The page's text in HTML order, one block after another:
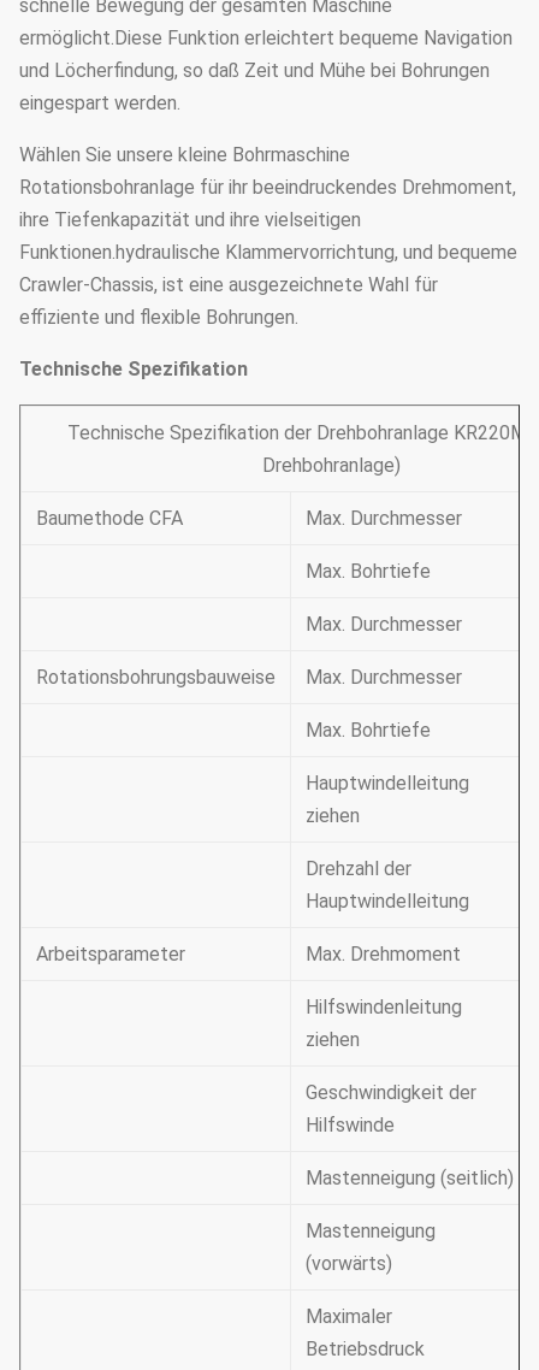
schnelle Bewegung der gesamten Maschine
ermöglicht.Diese Funktion erleichtert bequeme Navigation
und Löcherfindung, so daß Zeit und Mühe bei Bohrungen
eingespart werden.
Wählen Sie unsere kleine Bohrmaschine
Rotationsbohranlage für ihr beeindruckendes Drehmoment,
ihre Tiefenkapazität und ihre vielseitigen
Funktionen.hydraulische Klammervorrichtung, und bequeme
Crawler-Chassis, ist eine ausgezeichnete Wahl für
effiziente und flexible Bohrungen.
Technische Spezifikation
Technische Spezifikation der Drehbohranlage KR220M
Drehbohranlage)
Baumethode CFA Max. Durchmesser
Max. Bohrtiefe
Max. Durchmesser
Rotationsbohrungsbauweise Max. Durchmesser
Max. Bohrtiefe
Hauptwindelleitung
ziehen
Drehzahl der
Hauptwindelleitung
Arbeitsparameter Max. Drehmoment
Hilfswindenleitung
ziehen
Geschwindigkeit der
Hilfswinde
Mastenneigung (seitlich)
Mastenneigung
(vorwärts)
Maximaler
Betriebsdruck